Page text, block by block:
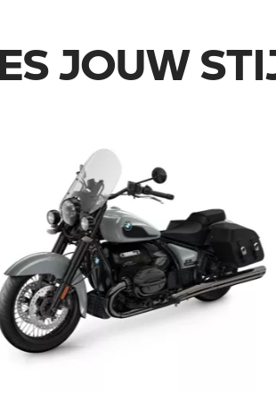
JOUW